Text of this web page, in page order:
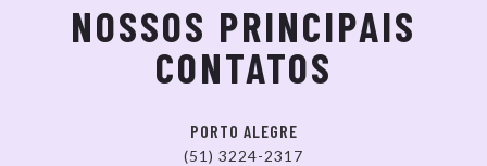
NOSSOS PRINCIPAIS
CONTATOS
PORTO ALEGRE
(51) 3224-2317